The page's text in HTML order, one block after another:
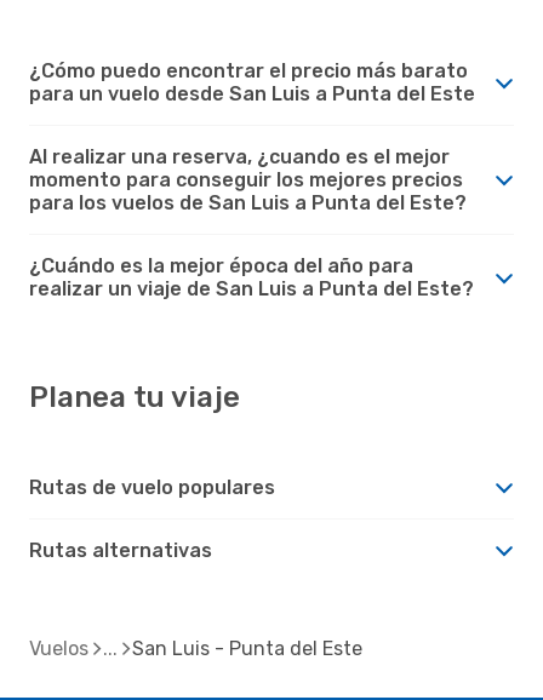
¿Cómo puedo encontrar el precio más barato
para un vuelo desde San Luis a Punta del Este
Al realizar una reserva, ¿cuando es el mejor
momento para conseguir los mejores precios
para los vuelos de San Luis a Punta del Este?
¿Cuándo es la mejor época del año para
realizar un viaje de San Luis a Punta del Este?
Planea tu viaje
Rutas de vuelo populares
Rutas alternativas
Vuelos San Luis - Punta del Este